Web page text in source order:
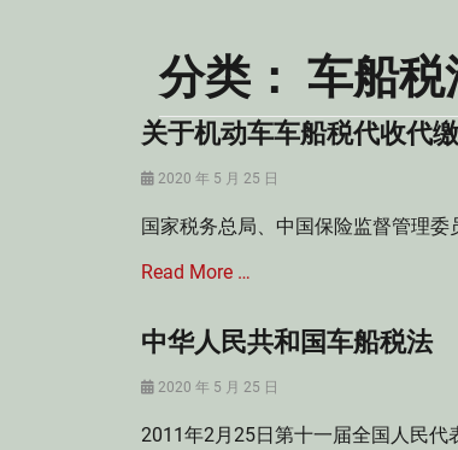
分类： 车船税
关于机动车车船税代收代
Posted
2020 年 5 月 25 日
国家税务总局、中国保险监督管理委
Read More …
Categories
船
法
中华人民共和国车船税法
Posted
2020 年 5 月 25 日
2011年2月25日第十一届全国人民